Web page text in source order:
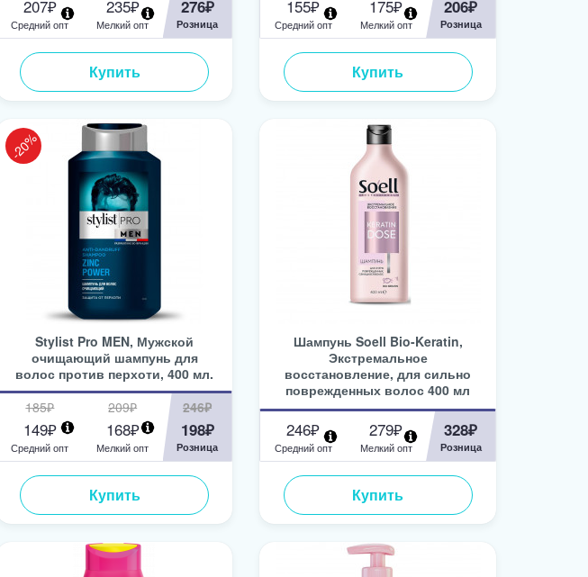
207₽
Средний опт
235₽
Мелкий опт
276₽
Розница
Купить
155₽
Средний опт
175₽
Мелкий опт
206₽
Розница
Купить
-20%
Stylist Pro MEN, Мужской
очищающий шампунь для
волос против перхоти, 400 мл.
185₽
149₽
Средний опт
209₽
168₽
Мелкий опт
246₽
198₽
Розница
Купить
Шампунь Soell Bio-Keratin,
Экстремальное
восстановление, для сильно
поврежденных волос 400 мл
246₽
Средний опт
279₽
Мелкий опт
328₽
Розница
Купить